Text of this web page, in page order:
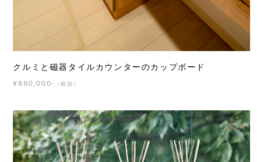
クルミと磁器タイルカウンターのカップボード
¥880,000- （税別）